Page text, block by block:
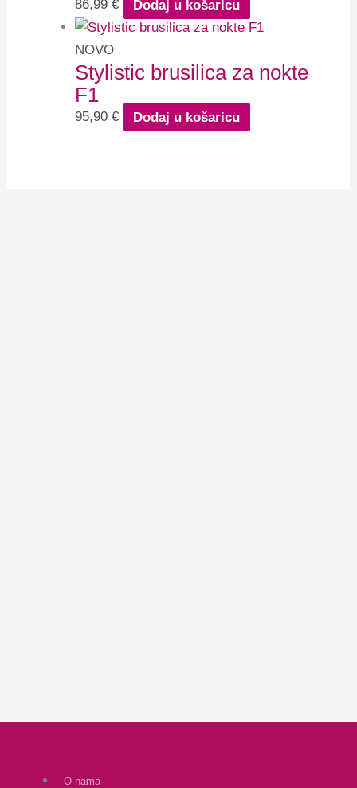
86,99€ Dodaj u košaricu
NOVO
Stylistic brusilica za nokte
F1
95,90€ Dodaj u košaricu
O nama